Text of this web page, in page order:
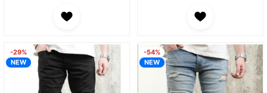
-29%
NEW
-54%
NEW